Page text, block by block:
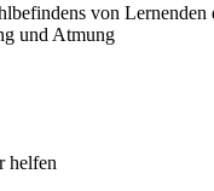
von Lernenden
und Atmung
helfen